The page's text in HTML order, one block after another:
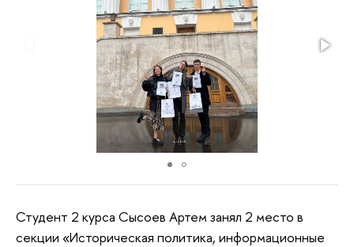
Студент 2 курса Сысоев Артем занял 2 место в
секции «Историческая политика, информационные